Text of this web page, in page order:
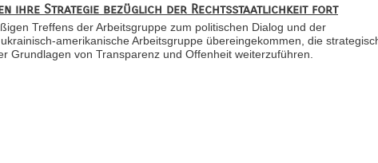
ihre Strategie bezüglich der Rechtsstaatlichkeit fort
Treffens der Arbeitsgruppe zum politischen Dialog und der
amerikanische Arbeitsgruppe übereingekommen, die
Grundlagen von Transparenz und Offenheit weiterzuführen.